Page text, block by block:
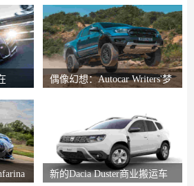
偶像幻想：Autocar Writers'梦
新的Dacia Duster商业搬运车